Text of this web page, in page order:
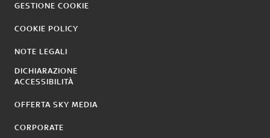
GESTIONE COOKIE
COOKIE POLICY
NOTE LEGALI
DICHIARAZIONE
ACCESSIBILITÀ
OFFERTA SKY MEDIA
CORPORATE